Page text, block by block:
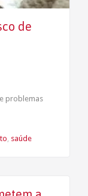
de
problemas
, saúde